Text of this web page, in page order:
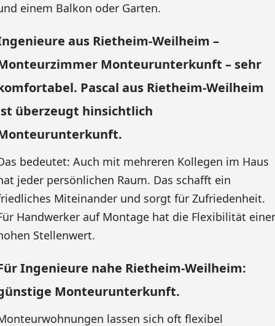
einem Balkon oder Garten.
aus Rietheim-Weilheim –
Monteurunterkunft – sehr
Pascal aus Rietheim-Weilheim
überzeugt hinsichtlich
bedeutet: Auch mit mehreren Kollegen im Haus
jeder persönlichen Raum. Das schafft ein
Miteinander und sorgt für Zufriedenheit.
Handwerker auf Montage hat die Flexibilität
Stellenwert.
Ingenieure nahe Rietheim-Weilheim:
Monteurunterkunft.
lassen sich oft flexibel